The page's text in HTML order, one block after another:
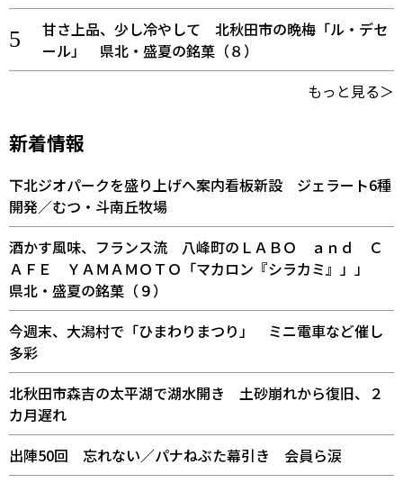
甘さ上品、少し冷やして 北秋田市の晩梅「ル・デセ
ール」 県北・盛夏の銘菓（８）
もっと見る＞
新着情報
下北ジオパークを盛り上げへ案内看板新設 ジェラート6種
開発／むつ・斗南丘牧場
酒かす風味、フランス流 八峰町のＬＡＢＯ ａｎｄ Ｃ
ＡＦＥ ＹＡＭＡＭＯＴＯ「マカロン『シラカミ』」」
県北・盛夏の銘菓（９）
今週末、大潟村で「ひまわりまつり」 ミニ電車など催し
多彩
北秋田市森吉の太平湖で湖水開き 土砂崩れから復旧、２
カ月遅れ
出陣50回 忘れない／パナねぶた幕引き 会員ら涙